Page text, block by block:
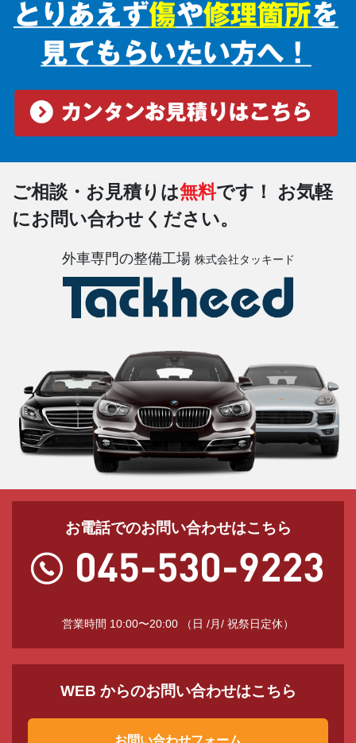
ご相談・お見積りは無料です！
お気軽
にお問い合わせください。
外車専門の整備工場 株式会社タッキード
お電話でのお問い合わせはこちら
営業時間 10:00〜20:00 （日 /月/ 祝祭日定休）
WEB からのお問い合わせはこちら
お問い合わせフォーム